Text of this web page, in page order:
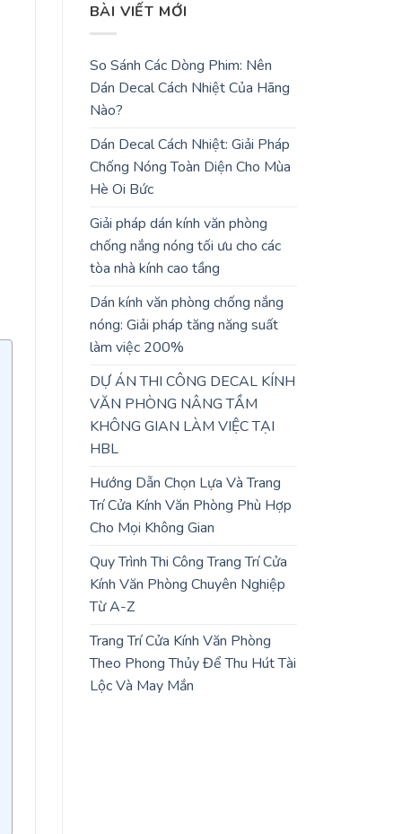
BÀI VIẾT MỚI
So Sánh Các Dòng Phim: Nên
Dán Decal Cách Nhiệt Của Hãng
Nào?
Dán Decal Cách Nhiệt: Giải Pháp
Chống Nóng Toàn Diện Cho Mùa
Hè Oi Bức
Giải pháp dán kính văn phòng
chống nắng nóng tối ưu cho các
tòa nhà kính cao tầng
Dán kính văn phòng chống nắng
nóng: Giải pháp tăng năng suất
làm việc 200%
DỰ ÁN THI CÔNG DECAL KÍNH
VĂN PHÒNG NÂNG TẦM
KHÔNG GIAN LÀM VIỆC TẠI
HBL
Hướng Dẫn Chọn Lựa Và Trang
Trí Cửa Kính Văn Phòng Phù Hợp
Cho Mọi Không Gian
Quy Trình Thi Công Trang Trí Cửa
Kính Văn Phòng Chuyên Nghiệp
Từ A-Z
Trang Trí Cửa Kính Văn Phòng
Theo Phong Thủy Để Thu Hút Tài
Lộc Và May Mắn